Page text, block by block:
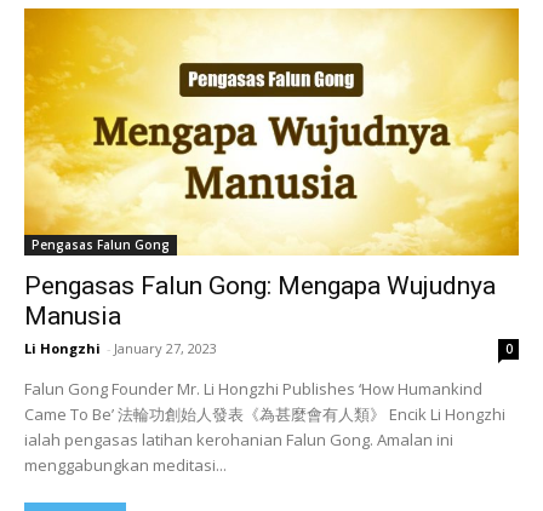
Pengasas Falun Gong
Pengasas Falun Gong: Mengapa Wujudnya
Manusia
Li Hongzhi - January 27, 2023 0
Falun Gong Founder Mr. Li Hongzhi Publishes ‘How Humankind
Came To Be’ 法輪功創始人發表《為甚麼會有人類》 Encik Li Hongzhi
ialah pengasas latihan kerohanian Falun Gong. Amalan ini
menggabungkan meditasi...